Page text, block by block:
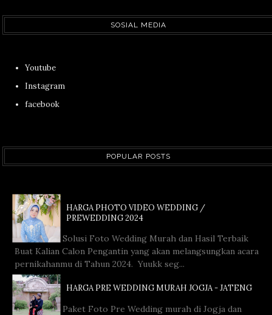
SOSIAL MEDIA
Youtube
Instagram
facebook
POPULAR POSTS
HARGA PHOTO VIDEO WEDDING /
PREWEDDING 2024
Solusi Foto Wedding Murah dan Hasil Terbaik
Buat Kalian Calon Pengantin yang akan melangsungkan acara
pernikahanmu di Tahun 2024. Yuukk seg...
HARGA PRE WEDDING MURAH JOGJA - JATENG
Paket Foto Pre Wedding murah di Jogja dan